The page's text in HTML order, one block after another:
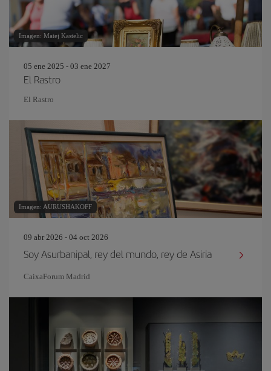
Imagen: Matej Kastelic
05 ene 2025 - 03 ene 2027
El Rastro
El Rastro
Imagen: AURUSHAKOFF
09 abr 2026 - 04 oct 2026
Soy Asurbanipal, rey del mundo, rey de Asiria
CaixaForum Madrid